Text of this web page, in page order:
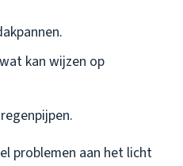
kan wijzen op
problemen aan het licht